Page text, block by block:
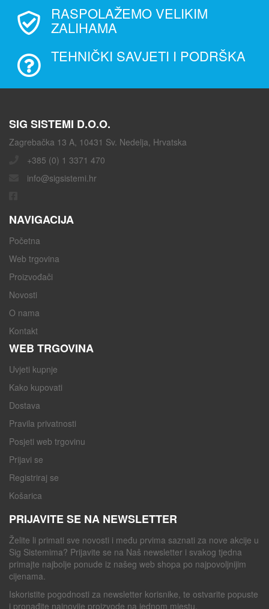
RASPOLAŽEMO VELIKIM
ZALIHAMA
TEHNIČKI SAVJETI I PODRŠKA
SIG SISTEMI D.O.O.
Zagrebačka 13 A, 10431 Sv. Nedelja, Hrvatska
+385 (0) 1 3371 470
info@sigsistemi.hr
NAVIGACIJA
Početna
Web trgovina
Proizvođači
Novosti
O nama
Kontakt
WEB TRGOVINA
Uvjeti kupnje
Kako kupovati
Dostava
Pravila privatnosti
Posjeti web trgovinu
Prijavi se
Registriraj se
Košarica
PRIJAVITE SE NA NEWSLETTER
Želite li primati sve novosti i među prvima saznati za nove akcije u
Sig Sistemima? Prijavite se na Naš newsletter i svakog tjedna
primajte najbolje ponude iz našeg web shopa po najpovoljnijim
cijenama.
Iskoristite pogodnosti za newsletter korisnike, te ostvarite popuste
i pronađite najnovije proizvode na jednom mjestu.